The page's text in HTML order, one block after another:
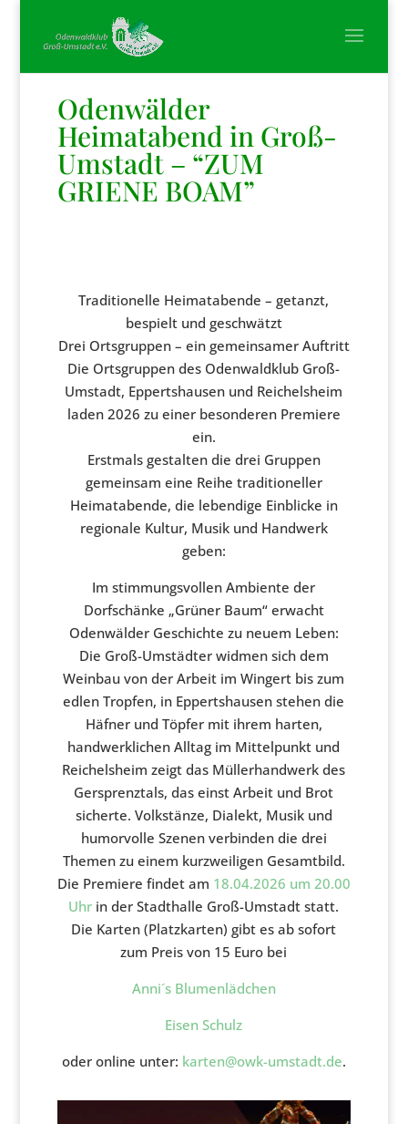
Odenwälder
Heimatabend in Groß-
Umstadt – “ZUM
GRIENE BOAM”
Traditionelle Heimatabende – getanzt,
bespielt und geschwätzt
Drei Ortsgruppen – ein gemeinsamer Auftritt
Die Ortsgruppen des Odenwaldklub Groß-
Umstadt, Eppertshausen und Reichelsheim
laden 2026 zu einer besonderen Premiere
ein.
Erstmals gestalten die drei Gruppen
gemeinsam eine Reihe traditioneller
Heimatabende, die lebendige Einblicke in
regionale Kultur, Musik und Handwerk
geben:
Im stimmungsvollen Ambiente der
Dorfschänke „Grüner Baum“ erwacht
Odenwälder Geschichte zu neuem Leben:
Die Groß-Umstädter widmen sich dem
Weinbau von der Arbeit im Wingert bis zum
edlen Tropfen, in Eppertshausen stehen die
Häfner und Töpfer mit ihrem harten,
handwerklichen Alltag im Mittelpunkt und
Reichelsheim zeigt das Müllerhandwerk des
Gersprenztals, das einst Arbeit und Brot
sicherte. Volkstänze, Dialekt, Musik und
humorvolle Szenen verbinden die drei
Themen zu einem kurzweiligen Gesamtbild.
Die Premiere findet am 18.04.2026 um 20.00
Uhr in der Stadthalle Groß-Umstadt statt.
Die Karten (Platzkarten) gibt es ab sofort
zum Preis von 15 Euro bei
Anni´s Blumenlädchen
Eisen Schulz
oder online unter: karten@owk-umstadt.de.